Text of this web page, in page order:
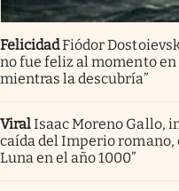
FelicidadFiódor
no fue feliz al momento
mientras la descubría”
ViralIsaac Moreno Gallo,
caída del Imperio romano,
Luna en el año 1000”